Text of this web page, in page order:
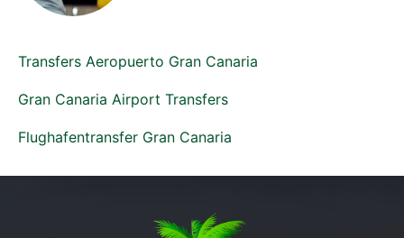
Transfers Aeropuerto Gran Canaria
Gran Canaria Airport Transfers
Flughafentransfer Gran Canaria